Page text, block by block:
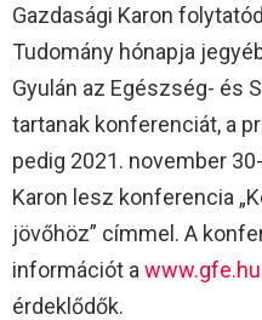
Gazdasági Karon
Tudomány hónapja
Gyulán az Egészség- és
tartanak konferenciát, a
pedig 2021. november
Karon lesz konferencia
jövőhöz” címmel. A
információt a www.gfe.hu
érdeklődők.